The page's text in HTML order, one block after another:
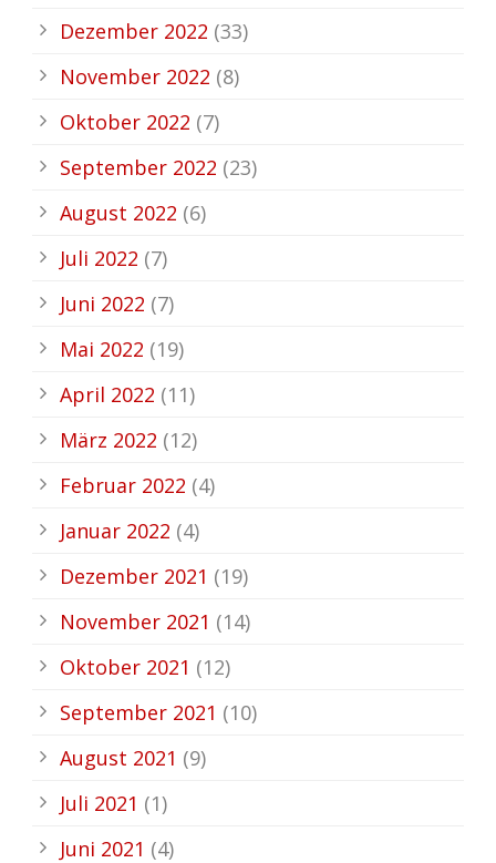
Dezember 2022 (33)
November 2022 (8)
Oktober 2022 (7)
September 2022 (23)
August 2022 (6)
Juli 2022 (7)
Juni 2022 (7)
Mai 2022 (19)
April 2022 (11)
März 2022 (12)
Februar 2022 (4)
Januar 2022 (4)
Dezember 2021 (19)
November 2021 (14)
Oktober 2021 (12)
September 2021 (10)
August 2021 (9)
Juli 2021 (1)
Juni 2021 (4)